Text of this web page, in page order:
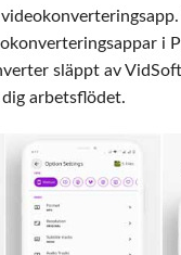
i
släppt av
arbetsflödet.